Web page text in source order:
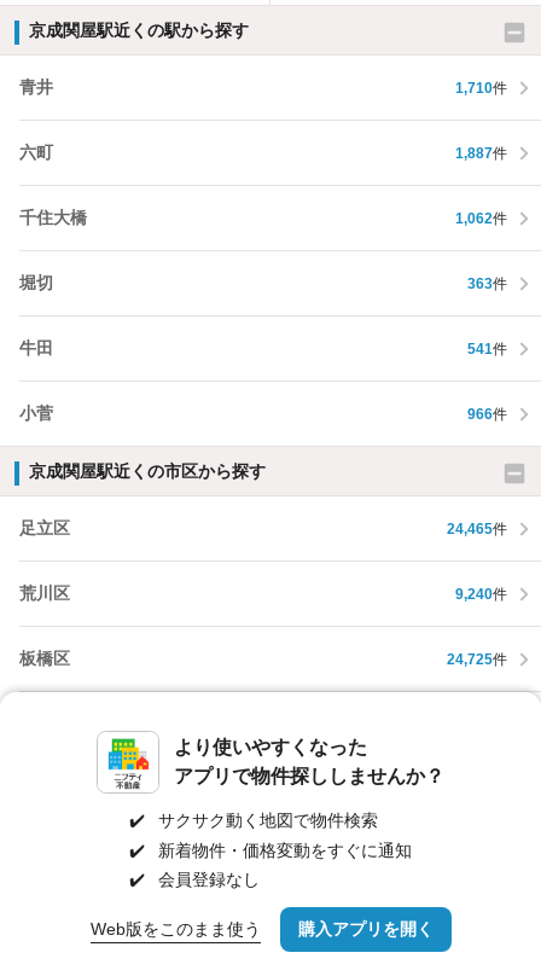
より使いやすくなった
アプリで物件探ししませんか？
✔️
サクサク動く地図で物件検索
✔️
新着物件・価格変動をすぐに通知
✔️
会員登録なし
Web版をこのまま使う 購入アプリを開く
京成関屋駅近くの駅から探す
青井 1,710件
六町 1,887件
千住大橋 1,062件
堀切 363件
牛田 541件
小菅 966件
京成関屋駅近くの市区から探す
足立区 24,465件
荒川区 9,240件
板橋区 24,725件
16,701
路線・駅を変更 詳細条件を変更